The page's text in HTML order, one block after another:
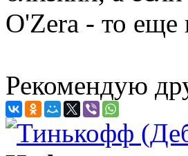
O'Zera - то еще
Рекомендую